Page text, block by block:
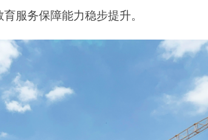
服务保障能力稳步提升。